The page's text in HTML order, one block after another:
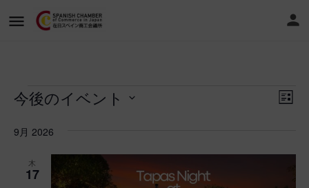
ビ
ー
イ
ト
リ
示
今後のイベント
付
9月 2026
木
17